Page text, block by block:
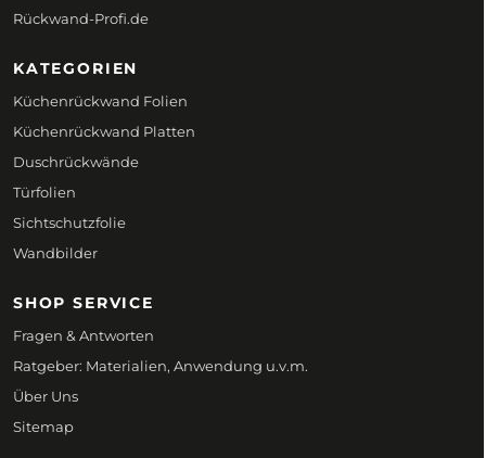
Rückwand-Profi.de
KATEGORIEN
Küchenrückwand Folien
Küchenrückwand Platten
Duschrückwände
Türfolien
Sichtschutzfolie
Wandbilder
SHOP SERVICE
Fragen & Antworten
Ratgeber: Materialien, Anwendung u.v.m.
Über Uns
Sitemap